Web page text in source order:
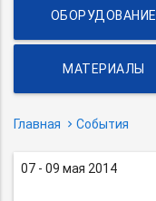
ОБОРУДОВАНИЕ
МАТЕРИАЛЫ
Главная События
07 - 09 мая 2014